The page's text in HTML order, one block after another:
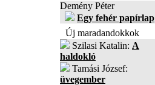
Demény Péter
Egy fehér papírlap
Új maradandokkok
Szilasi Katalin: A
haldokló
Tamási József:
üvegember